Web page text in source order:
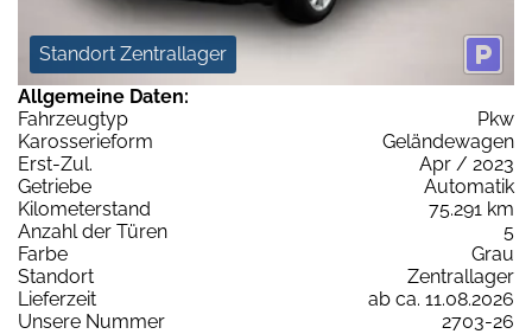
Standort Zentrallager
Allgemeine Daten:
Fahrzeugtyp
Pkw
Karosserieform
Geländewagen
Erst-Zul.
Apr / 2023
Getriebe
Automatik
Kilometerstand
75.291 km
Anzahl der Türen
5
Farbe
Grau
Standort
Zentrallager
Lieferzeit
ab ca. 11.08.2026
Unsere Nummer
2703-26